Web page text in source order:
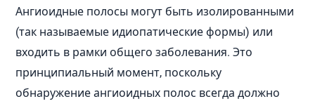
Ангиоидные полосы могут быть изолированными
(так называемые идиопатические формы) или
входить в рамки общего заболевания. Это
принципиальный момент, поскольку
обнаружение ангиоидных полос всегда должно